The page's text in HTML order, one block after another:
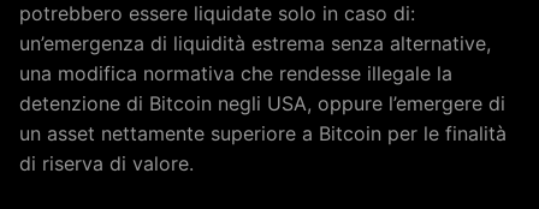
potrebbero essere liquidate solo in caso di:
un’emergenza di liquidità estrema senza alternative,
una modifica normativa che rendesse illegale la
detenzione di Bitcoin negli USA, oppure l’emergere di
un asset nettamente superiore a Bitcoin per le finalità
di riserva di valore.